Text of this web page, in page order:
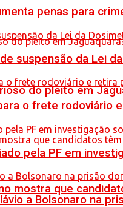
do pleito em
mostra que
penas para
suspensão da Lei
o frete rodoviário
pela PF em
a Bolsonaro na